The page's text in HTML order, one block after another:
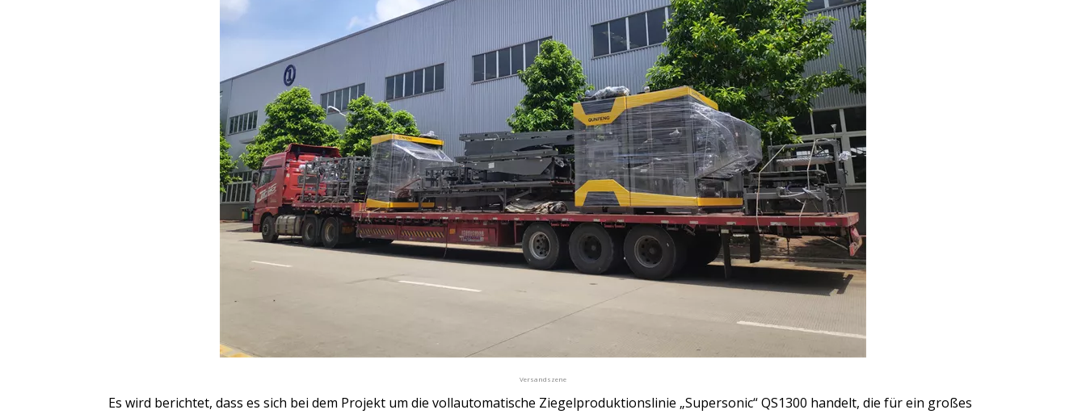
Versandszene
Es wird berichtet, dass es sich bei dem Projekt um die vollautomatische Ziegelproduktionslinie „Supersonic“ QS1300 handelt, die für ein großes